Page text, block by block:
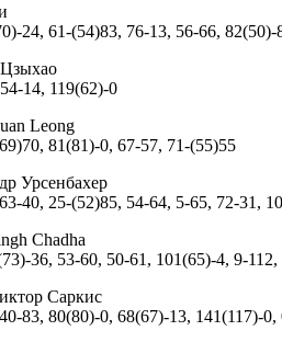
24, 61-(54)83, 76-13, 56-66, 82(50)-
14, 119(62)-0
Leong
81(81)-0, 67-57, 71-(55)55
Урсенбахер
40, 25-(52)85, 54-64, 5-65, 72-31,
Chadha
36, 53-60, 50-61, 101(65)-4, 9-
Саркис
83, 80(80)-0, 68(67)-13, 141(117)-